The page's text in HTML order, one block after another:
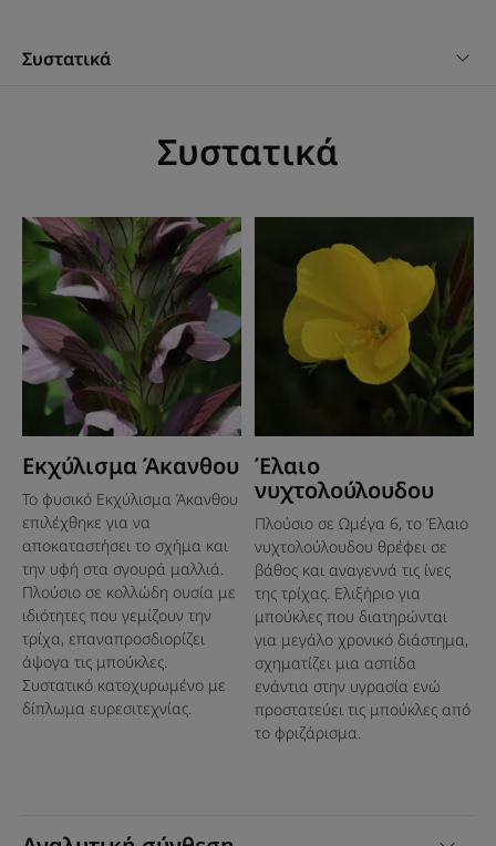
Συστατικά
Συστατικά
Εκχύλισμα Άκανθου
Το φυσικό Εκχύλισμα Άκανθου
επιλέχθηκε για να
αποκαταστήσει το σχήμα και
την υφή στα σγουρά μαλλιά.
Πλούσιο σε κολλώδη ουσία με
ιδιότητες που γεμίζουν την
τρίχα, επαναπροσδιορίζει
άψογα τις μπούκλες.
Συστατικό κατοχυρωμένο με
δίπλωμα ευρεσιτεχνίας.
Έλαιο
νυχτολούλουδου
Πλούσιο σε Ωμέγα 6, το Έλαιο
νυχτολούλουδου θρέφει σε
βάθος και αναγεννά τις ίνες
της τρίχας. Ελιξήριο για
μπούκλες που διατηρώνται
για μεγάλο χρονικό διάστημα,
σχηματίζει μια ασπίδα
ενάντια στην υγρασία ενώ
προστατεύει τις μπούκλες από
το φριζάρισμα.